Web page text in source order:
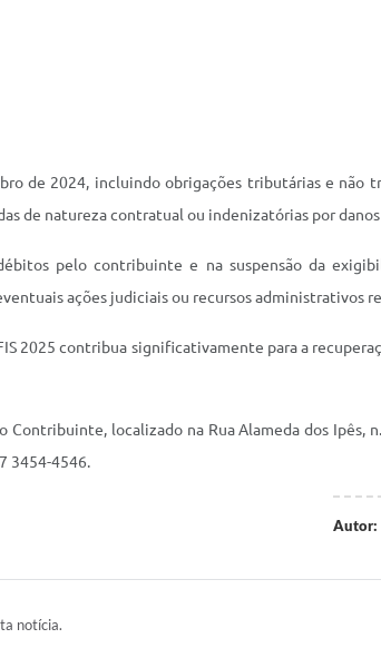
de 2024, incluindo obrigações tributárias e não
de natureza contratual ou indenizatórias por
pelo contribuinte e na suspensão da
ações judiciais ou recursos administrativos
2025 contribua significativamente para a
localizado na Rua Alameda dos Ipês,
3454-4546.
Autor:
notícia.